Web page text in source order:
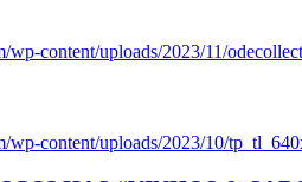
wp-content/uploads/2023/11/
wp-content/uploads/2023/10/